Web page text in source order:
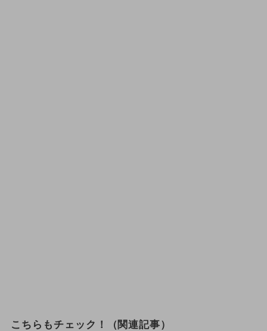
こちらもチェック！（関連記事）